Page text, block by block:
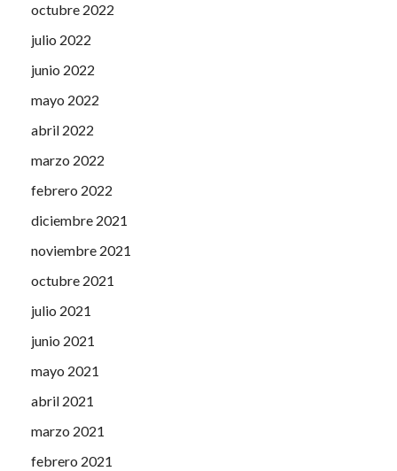
octubre 2022
julio 2022
junio 2022
mayo 2022
abril 2022
marzo 2022
febrero 2022
diciembre 2021
noviembre 2021
octubre 2021
julio 2021
junio 2021
mayo 2021
abril 2021
marzo 2021
febrero 2021